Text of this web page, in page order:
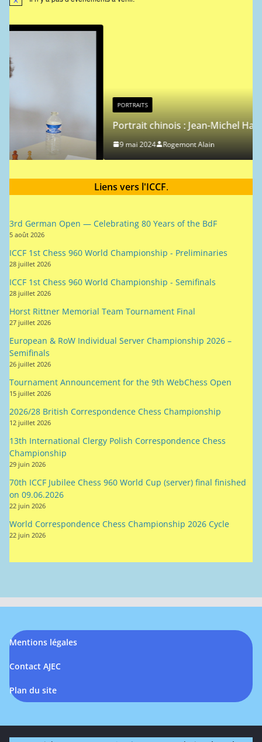
N
i
Portrait chinois : Jean-Michel Hagnere
9 mai 2024 Rogemont Alain
Liens vers l'ICCF.
3rd German Open — Celebrating 80 Years of the BdF
5 août 2026
ICCF 1st Chess 960 World Championship - Preliminaries
28 juillet 2026
ICCF 1st Chess 960 World Championship - Semifinals
28 juillet 2026
Horst Rittner Memorial Team Tournament Final
27 juillet 2026
European & RoW Individual Server Championship 2026 –
Semifinals
26 juillet 2026
Tournament Announcement for the 9th WebChess Open
15 juillet 2026
2026/28 British Correspondence Chess Championship
12 juillet 2026
13th International Clergy Polish Correspondence Chess
Championship
29 juin 2026
70th ICCF Jubilee Chess 960 World Cup (server) final finished
on 09.06.2026
22 juin 2026
World Correspondence Chess Championship 2026 Cycle
22 juin 2026
Mentions légales
Contact AJEC
Plan du site